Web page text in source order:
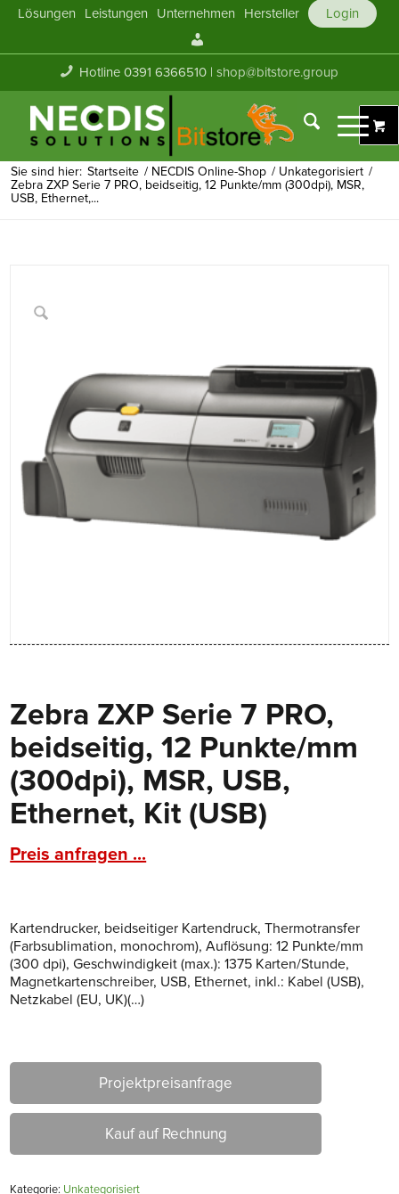
Lösungen Leistungen Unternehmen Hersteller
Login
Konto
Hotline 0391 6366510 |shop@bitstore.group
Sie sind hier: Startseite / NECDIS Online-Shop / Unkategorisiert /
Zebra ZXP Serie 7 PRO, beidseitig, 12 Punkte/mm (300dpi), MSR,
USB, Ethernet,...
Zebra ZXP Serie 7 PRO,
beidseitig, 12 Punkte/mm
(300dpi), MSR, USB,
Ethernet, Kit (USB)
Preis anfragen ...
Kartendrucker, beidseitiger Kartendruck, Thermotransfer
(Farbsublimation, monochrom), Auflösung: 12 Punkte/mm
(300 dpi), Geschwindigkeit (max.): 1375 Karten/Stunde,
Magnetkartenschreiber, USB, Ethernet, inkl.: Kabel (USB),
Netzkabel (EU, UK)(…)
Projektpreisanfrage
Kauf auf Rechnung
Kategorie: Unkategorisiert